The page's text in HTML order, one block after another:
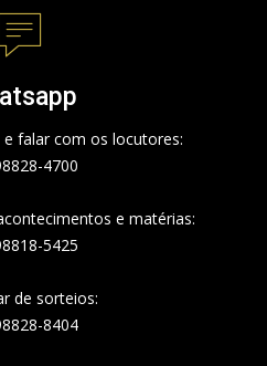
e falar com os locutores:
4700
e matérias:
5425
de sorteios:
8404